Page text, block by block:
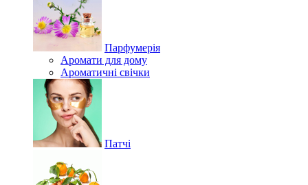
Парфумерія
Аромати для дому
Ароматичні свічки
Патчі